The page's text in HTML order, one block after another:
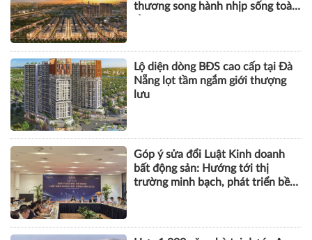
thương song hành nhịp sống toàn
Lộ diện dòng BĐS cao cấp tại Đà
Nẵng lọt tầm ngắm giới thượng
lưu
Góp ý sửa đổi Luật Kinh doanh
bất động sản: Hướng tới thị
trường minh bạch, phát triển bền